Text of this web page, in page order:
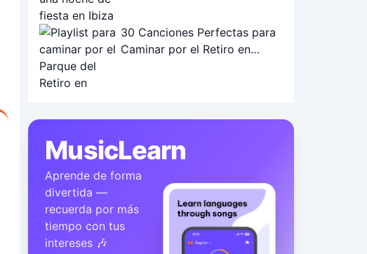
30 Canciones Perfectas para
Caminar por el Retiro en
MusicLearn
Aprende de forma
divertida —
recuerda por más
tiempo con tus
intereses 🎶